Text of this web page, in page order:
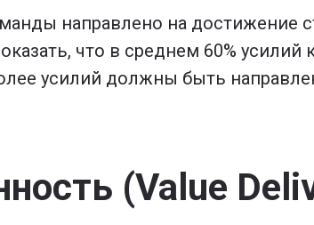
направлено на достижение
что в среднем 60%
усилий должны быть
(Value